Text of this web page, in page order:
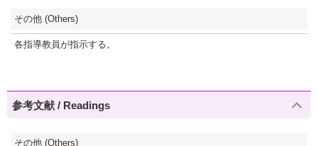
その他 (Others)
各指導教員が指示する。
参考文献 / Readings
その他 (Others)